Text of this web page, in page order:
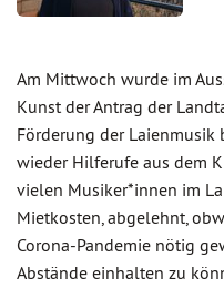
Am Mittwoch wurde im
Kunst der Antrag der
Förderung der Laienmusik
wieder Hilferufe aus dem
vielen Musiker*innen im
Mietkosten, abgelehnt,
Corona-Pandemie nötig
Abstände einhalten zu